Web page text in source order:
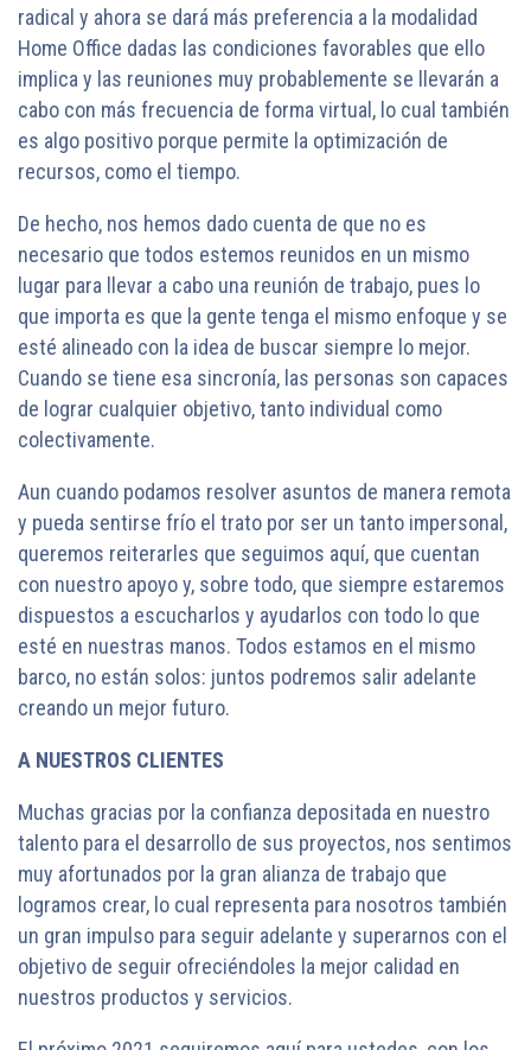
radical y ahora se dará más preferencia a la modalidad
Home Office dadas las condiciones favorables que ello
implica y las reuniones muy probablemente se llevarán a
cabo con más frecuencia de forma virtual, lo cual también
es algo positivo porque permite la optimización de
recursos, como el tiempo.
De hecho, nos hemos dado cuenta de que no es
necesario que todos estemos reunidos en un mismo
lugar para llevar a cabo una reunión de trabajo, pues lo
que importa es que la gente tenga el mismo enfoque y se
esté alineado con la idea de buscar siempre lo mejor.
Cuando se tiene esa sincronía, las personas son capaces
de lograr cualquier objetivo, tanto individual como
colectivamente.
Aun cuando podamos resolver asuntos de manera remota
y pueda sentirse frío el trato por ser un tanto impersonal,
queremos reiterarles que seguimos aquí, que cuentan
con nuestro apoyo y, sobre todo, que siempre estaremos
dispuestos a escucharlos y ayudarlos con todo lo que
esté en nuestras manos. Todos estamos en el mismo
barco, no están solos: juntos podremos salir adelante
creando un mejor futuro.
A NUESTROS CLIENTES
Muchas gracias por la confianza depositada en nuestro
talento para el desarrollo de sus proyectos, nos sentimos
muy afortunados por la gran alianza de trabajo que
logramos crear, lo cual representa para nosotros también
un gran impulso para seguir adelante y superarnos con el
objetivo de seguir ofreciéndoles la mejor calidad en
nuestros productos y servicios.